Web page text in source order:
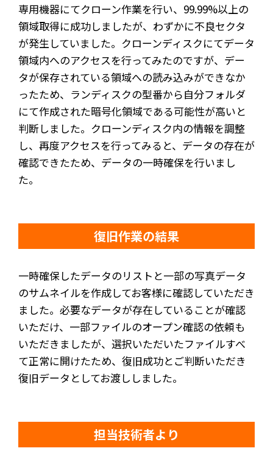
専用機器にてクローン作業を行い、99.99%以上の
領域取得に成功しましたが、わずかに不良セクタ
が発生していました。クローンディスクにてデータ
領域内へのアクセスを行ってみたのですが、デー
タが保存されている領域への読み込みができなか
ったため、ランディスクの型番から自分フォルダ
にて作成された暗号化領域である可能性が高いと
判断しました。クローンディスク内の情報を調整
し、再度アクセスを行ってみると、データの存在が
確認できたため、データの一時確保を行いまし
た。
復旧作業の結果
一時確保したデータのリストと一部の写真データ
のサムネイルを作成してお客様に確認していただき
ました。必要なデータが存在していることが確認
いただけ、一部ファイルのオープン確認の依頼も
いただきましたが、選択いただいたファイルすべ
て正常に開けたため、復旧成功とご判断いただき
復旧データとしてお渡ししました。
担当技術者より